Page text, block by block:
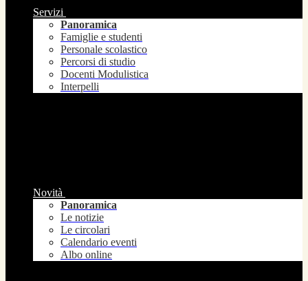
Servizi
Panoramica
Famiglie e studenti
Personale scolastico
Percorsi di studio
Docenti Modulistica
Interpelli
Novità
Panoramica
Le notizie
Le circolari
Calendario eventi
Albo online